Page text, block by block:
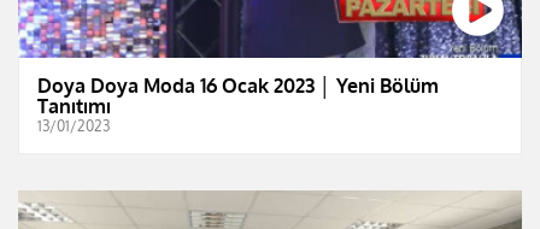
Doya Doya Moda 16 Ocak 2023 │ Yeni Bölüm
Tanıtımı
13/01/2023